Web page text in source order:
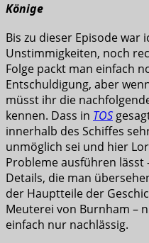
Könige
Bis zu dieser Episode war
Unstimmigkeiten, noch
Folge packt man einfach
Entschuldigung, aber
müsst ihr die
kennen. Dass in TOS
innerhalb des Schiffes
unmöglich sei und hier
Probleme ausführen lässt
Details, die man
der Hauptteile der
Meuterei von Burnham –
einfach nur nachlässig.